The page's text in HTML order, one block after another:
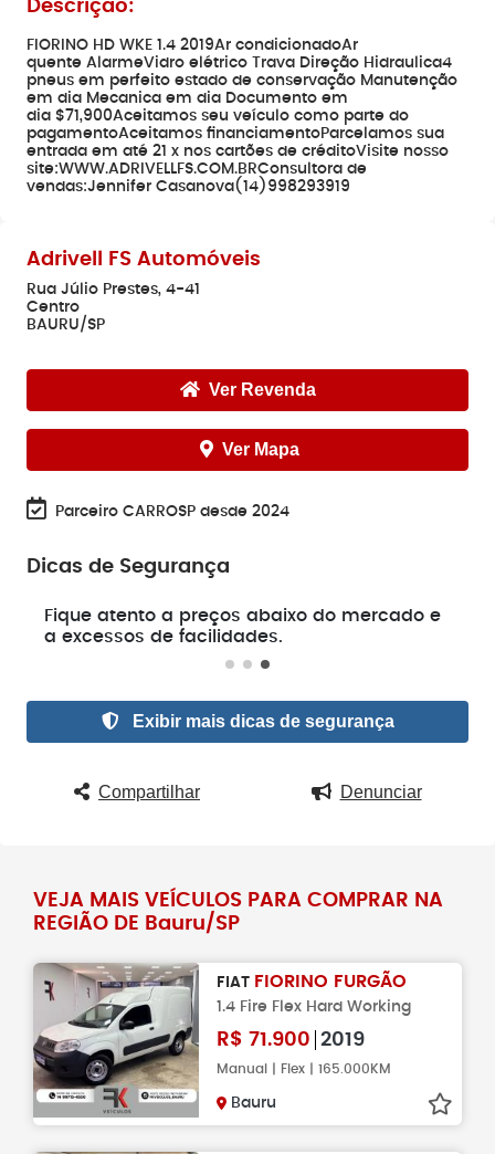
Descrição:
FIORINO HD WKE 1.4 2019Ar condicionadoAr
quente AlarmeVidro elétrico Trava Direção Hidraulica4
pneus em perfeito estado de conservação Manutenção
em dia Mecanica em dia Documento em
dia $71,900Aceitamos seu veículo como parte do
pagamentoAceitamos financiamentoParcelamos sua
entrada em até 21 x nos cartões de créditoVisite nosso
site:WWW.ADRIVELLFS.COM.BRConsultora de
vendas:Jennifer Casanova(14)998293919
Adrivell FS Automóveis
Rua Júlio Prestes, 4-41
Centro
BAURU/SP
Ver Revenda
Ver Mapa
Parceiro CARROSP desde 2024
Dicas de Segurança
Fique atento a preços abaixo do mercado e
a excessos de facilidades.
Exibir mais dicas de segurança
Compartilhar Denunciar
VEJA MAIS VEÍCULOS PARA COMPRAR NA
REGIÃO DE Bauru/SP
FIAT FIORINO FURGÃO
1.4 Fire Flex Hard Working
R$ 71.900 2019
Manual | Flex | 165.000KM
Bauru